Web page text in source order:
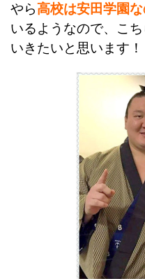
やら高校は安田学園な
いるようなので、こ
いきたいと思います！